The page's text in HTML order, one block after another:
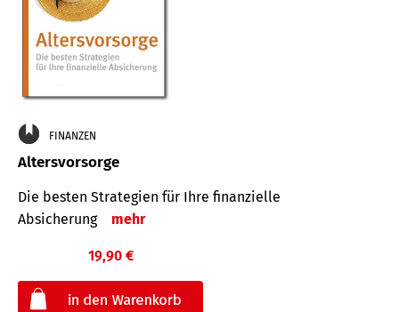
FINANZEN
Altersvorsorge
Die besten Strategien für Ihre finanzielle
Absicherung
mehr
19,90 €